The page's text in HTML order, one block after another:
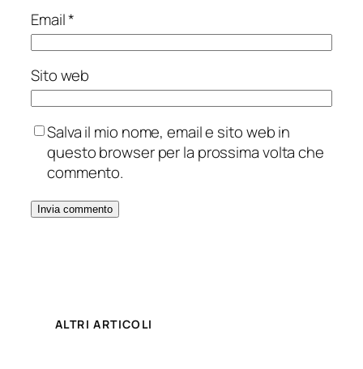
Email*
Sito web
Salva il mio nome, email e sito web in
questo browser per la prossima volta che
commento.
ALTRI ARTICOLI